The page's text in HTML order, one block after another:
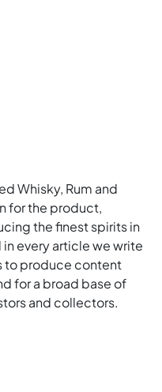
Whisky, Rum and
for the product,
the finest spirits in
every article we write
to produce content
for a broad base of
and collectors.